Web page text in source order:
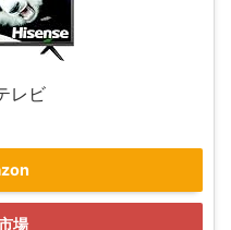
レビ
場